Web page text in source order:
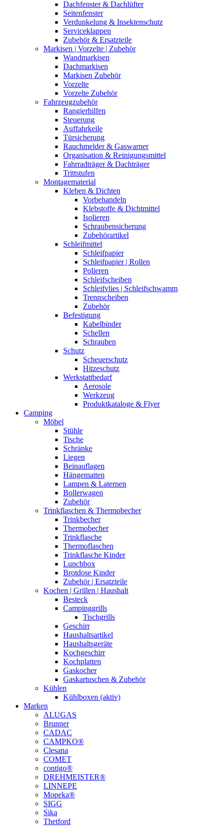
Dachfenster & Dachlüfter
Seitenfenster
Verdunkelung & Insektenschutz
Serviceklappen
Zubehör & Ersatzteile
Markisen | Vorzelte | Zubehör
Wandmarkisen
Dachmarkisen
Markisen Zubehör
Vorzelte
Vorzelte Zubehör
Fahrzeugzubehör
Rangierhilfen
Steuerung
Auffahrkeile
Türsicherung
Rauchmelder & Gaswarner
Organisation & Reinigungsmittel
Fahrradträger & Dachträger
Trittstufen
Montagematerial
Kleben & Dichten
Vorbehandeln
Klebstoffe & Dichtmittel
Isolieren
Schraubensicherung
Zubehörartikel
Schleifmittel
Schleifpapier
Schleifpapier | Rollen
Polieren
Schleifscheiben
Schleifvlies | Schleifschwamm
Trennscheiben
Zubehör
Befestigung
Kabelbinder
Schellen
Schrauben
Schutz
Scheuerschutz
Hitzeschutz
Werkstattbedarf
Aerosole
Werkzeug
Produktkataloge & Flyer
Camping
Möbel
Stühle
Tische
Schränke
Liegen
Beinauflagen
Hängematten
Lampen & Laternen
Bollerwagen
Zubehör
Trinkflaschen & Thermobecher
Trinkbecher
Thermobecher
Trinkflasche
Thermoflaschen
Trinkflasche Kinder
Lunchbox
Brotdose Kinder
Zubehör | Ersatzteile
Kochen | Grillen | Haushalt
Besteck
Campinggrills
Tischgrills
Geschirr
Haushaltsartikel
Haushaltsgeräte
Kochgeschirr
Kochplatten
Gaskocher
Gaskartuschen & Zubehör
Kühlen
Kühlboxen (aktiv)
Marken
ALUGAS
Brunner
CADAC
CAMPKO®
Clesana
COMET
contigo®
DREHMEISTER®
LINNEPE
Mopeka®
SIGG
Sika
Thetford